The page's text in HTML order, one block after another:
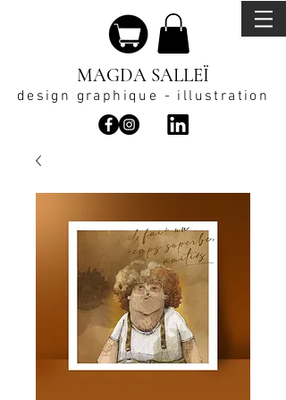
MAGDA SALLEÏ
design graphique - illustration